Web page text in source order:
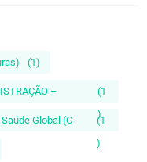
(1)
–
(1
)
Global (C-
(1
)